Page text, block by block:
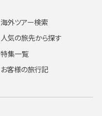
海外ツアー検索
人気の旅先から探す
特集一覧
お客様の旅行記